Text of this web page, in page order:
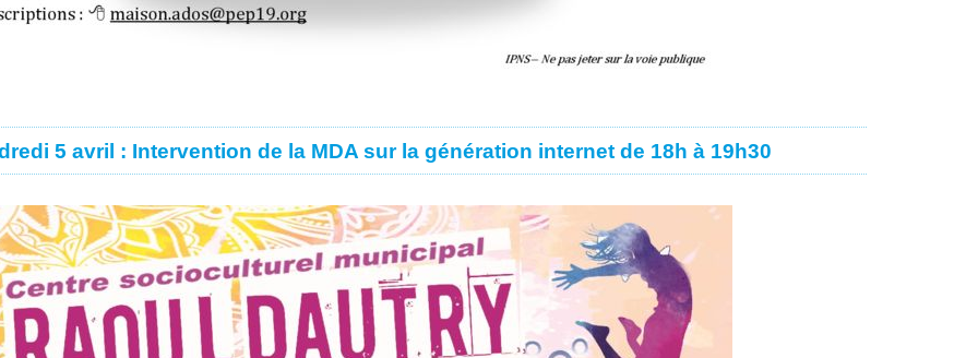
5 avril : Intervention de la MDA sur la génération internet de 18h à 19h30